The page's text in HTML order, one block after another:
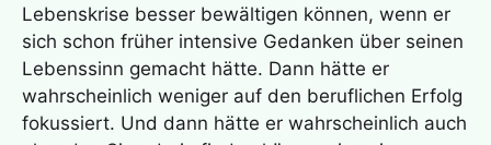
Lebenskrise besser bewältigen können, wenn er
sich schon früher intensive Gedanken über seinen
Lebenssinn gemacht hätte. Dann hätte er
wahrscheinlich weniger auf den beruflichen Erfolg
fokussiert. Und dann hätte er wahrscheinlich auch